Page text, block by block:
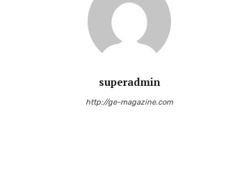
superadmin
http://ge-magazine.com